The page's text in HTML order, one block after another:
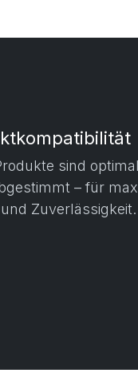
sind optimal
– für
und Zuverlässigkeit.